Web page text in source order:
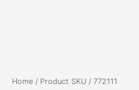
Home / Product SKU / 772111